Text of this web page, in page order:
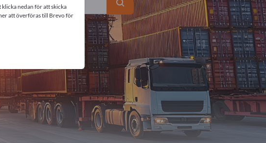
nedan för att skicka
att överföras till Brevo för